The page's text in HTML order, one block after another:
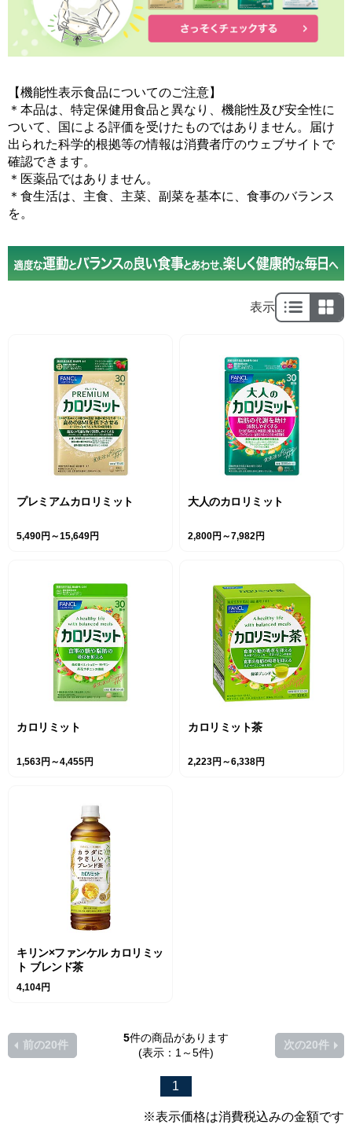
【機能性表示食品についてのご注意】
＊本品は、特定保健用食品と異なり、機能性及び安全性に
ついて、国による評価を受けたものではありません。届け
出られた科学的根拠等の情報は消費者庁のウェブサイトで
確認できます。
＊医薬品ではありません。
＊食生活は、主食、主菜、副菜を基本に、食事のバランス
を。
表示
プレミアムカロリミット
5,490円～15,649円
大人のカロリミット
2,800円～7,982円
カロリミット
1,563円～4,455円
カロリミット茶
2,223円～6,338円
キリン×ファンケル カロリミッ
ト ブレンド茶
4,104円
5件の商品があります
(表示：1～5件)
前の20件
1
次の20件
※表示価格は消費税込みの金額です